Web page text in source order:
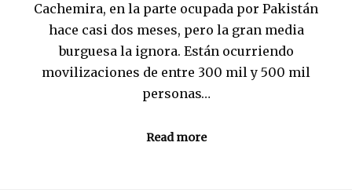
Cachemira, en la parte ocupada por Pakistán
hace casi dos meses, pero la gran media
burguesa la ignora. Están ocurriendo
movilizaciones de entre 300 mil y 500 mil
personas…
Read more